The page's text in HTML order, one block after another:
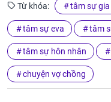
Từ khóa: tâm sự gia
tâm sự eva tâm
tâm sự hôn nhân
chuyện vợ chồng